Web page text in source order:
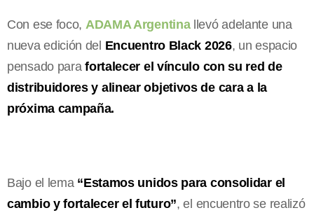
Con ese foco, ADAMA Argentinallevó adelante una
nueva edición del Encuentro Black 2026, un espacio
pensado parafortalecer el vínculo con su red de
distribuidores y alinear objetivos de cara a la
próxima campaña.
Bajo el lema “Estamos unidos para consolidar el
cambio y fortalecer el futuro”, el encuentro se realizó